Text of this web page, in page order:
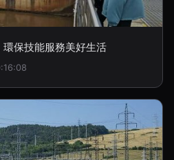
保技能服務美好生活